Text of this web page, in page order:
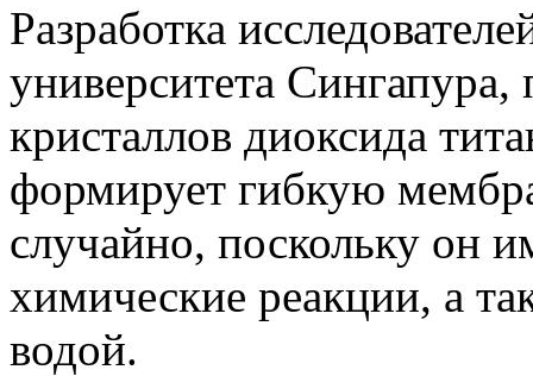
Разработка
университета
кристаллов диоксида
формирует гибкую
случайно, поскольку он
химические реакции, а
водой.